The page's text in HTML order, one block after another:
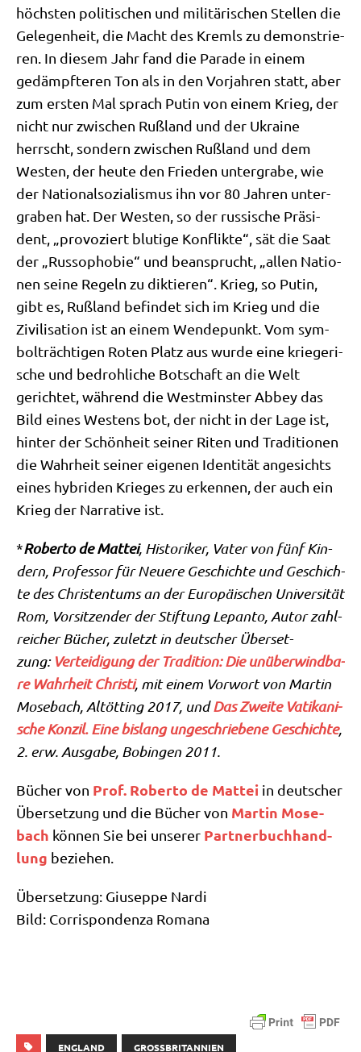
höch­sten poli­ti­schen und mili­tä­ri­schen Stel­len die
Gele­gen­heit, die Macht des Kremls zu demon­strie­
ren. In die­sem Jahr fand die Para­de in einem
gedämpf­te­ren Ton als in den Vor­jah­ren statt, aber
zum ersten Mal sprach Putin von einem Krieg, der
nicht nur zwi­schen Ruß­land und der Ukrai­ne
herrscht, son­dern zwi­schen Ruß­land und dem
Westen, der heu­te den Frie­den unter­gra­be, wie
der Natio­nal­so­zia­lis­mus ihn vor 80 Jah­ren unter­
gra­ben hat. Der Westen, so der rus­si­sche Prä­si­
dent, „pro­vo­ziert blu­ti­ge Kon­flik­te“, sät die Saat
der „Rus­so­pho­bie“ und bean­sprucht, „allen Natio­
nen sei­ne Regeln zu dik­tie­ren“. Krieg, so Putin,
gibt es, Ruß­land befin­det sich im Krieg und die
Zivi­li­sa­ti­on ist an einem Wen­de­punkt. Vom sym­
bol­träch­ti­gen Roten Platz aus wur­de eine krie­ge­ri­
sche und bedroh­li­che Bot­schaft an die Welt
gerich­tet, wäh­rend die West­min­ster Abbey das
Bild eines Westens bot, der nicht in der Lage ist,
hin­ter der Schön­heit sei­ner Riten und Tra­di­tio­nen
die Wahr­heit sei­ner eige­nen Iden­ti­tät ange­sichts
eines hybri­den Krie­ges zu erken­nen, der auch ein
Krieg der Nar­ra­ti­ve ist.
*Rober­to de Mat­tei, Histo­ri­ker, Vater von fünf Kin­
dern, Pro­fes­sor für Neue­re Geschich­te und Geschich­
te des Chri­sten­tums an der Euro­päi­schen Uni­ver­si­tät
Rom, Vor­sit­zen­der der Stif­tung Lepan­to, Autor zahl­
rei­cher Bücher, zuletzt in deut­scher Über­set­
zung: Ver­tei­di­gung der Tra­di­ti­on: Die unüber­wind­ba­
re Wahr­heit Chri­sti, mit einem Vor­wort von Mar­tin
Mose­bach, Alt­öt­ting 2017, undDas Zwei­te Vati­ka­ni­
sche Kon­zil. Eine bis­lang unge­schrie­be­ne Geschich­te,
2. erw. Aus­ga­be, Bobin­gen 2011.
Bücher von Prof. Rober­to de Mat­tei in deut­scher
Über­set­zung und die Bücher von Mar­tin Mose­
bach kön­nen Sie bei unse­rer Part­ner­buch­hand­
lung beziehen.
Über­set­zung: Giu­sep­pe Nar­di
Bild: Cor­ri­spon­den­za Romana
ENGLAND GROSSBRITANNIEN